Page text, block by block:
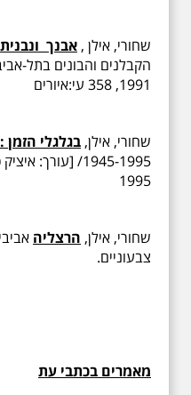
שחורי, אילן , אבנך ונבנית
הקבלנים והבונים בתל-
1991, 358 עי:איורים
שחורי, אילן, בגלגלי
1945-1995/
1995
שחורי, אילן, הרצליה
צבעוניים.
מאמרים בכתבי עת